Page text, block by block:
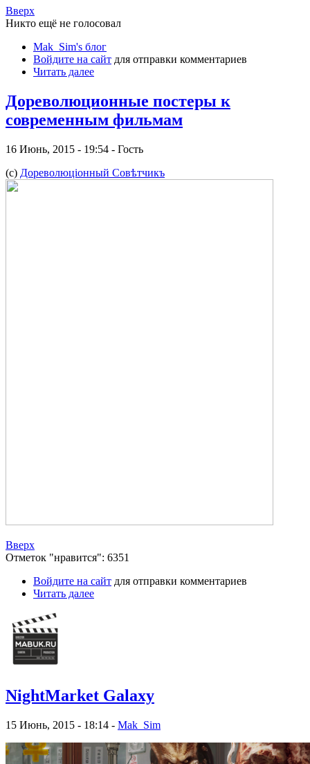
Вверх
Никто ещё не голосовал
Mak_Sim's блог
Войдите на сайт для отправки комментариев
Читать далее
Дореволюционные постеры к
современным фильмам
16 Июнь, 2015 - 19:54 - Гость
(c) Дореволюцiонный Совѣтчикъ
Вверх
Отметок "нравится": 6351
Войдите на сайт для отправки комментариев
Читать далее
NightMarket Galaxy
15 Июнь, 2015 - 18:14 - Mak_Sim